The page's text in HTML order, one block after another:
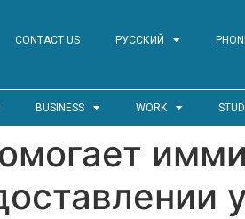
CONTACT US РУССКИЙ
BUSINESS WORK